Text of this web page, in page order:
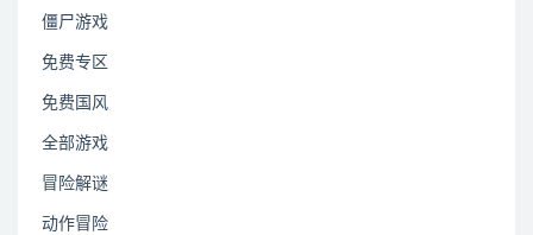
僵尸游戏
免费专区
免费国风
全部游戏
冒险解谜
动作冒险